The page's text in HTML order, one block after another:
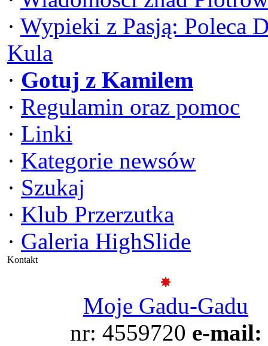
· Wypieki z Pasją: Poleca
Kula
· Gotuj z Kamilem
· Regulamin oraz pomoc
· Linki
· Kategorie newsów
· Szukaj
· Klub Przerzutka
· Galeria HighSlide
Kontakt
Moje Gadu-Gadu
nr: 4559720 e-mail: